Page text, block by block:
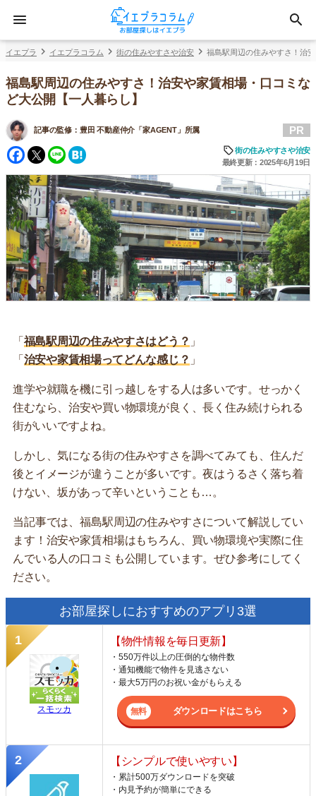
イエプラ イエプラコラム 街の住みやすさや治安 福島駅周辺の住みやすさ！治
福島駅周辺の住みやすさ！治安や家賃相場・口コミな
ど大公開【一人暮らし】
記事の監修： 豊田 不動産仲介「家AGENT」所属
Facebook
Twitter
Line
PR
街の住みやすさや治安
最終更新：2025年6月19日
「 福島駅周辺の住みやすさはどう？ 」
「 治安や家賃相場ってどんな感じ？ 」
進学や就職を機に引っ越しをする人は多いです。せっかく
住むなら、治安や買い物環境が良く、長く住み続けられる
街がいいですよね。
しかし、気になる街の住みやすさを調べてみても、住んだ
後とイメージが違うことが多いです。夜はうるさく落ち着
けない、坂があって辛いということも…。
当記事では、福島駅周辺の住みやすさについて解説してい
ます！治安や家賃相場はもちろん、買い物環境や実際に住
んでいる人の口コミも公開しています。ぜひ参考にしてく
ださい。
お部屋探しにおすすめのアプリ3選
スモッカ
【物件情報を毎日更新】
・550万件以上の圧倒的な物件数
・通知機能で物件を見逃さない
・最大5万円のお祝い金がもらえる
ダウンロードはこちら
【シンプルで使いやすい】
・累計500万ダウンロードを突破
・内見予約が簡単にできる